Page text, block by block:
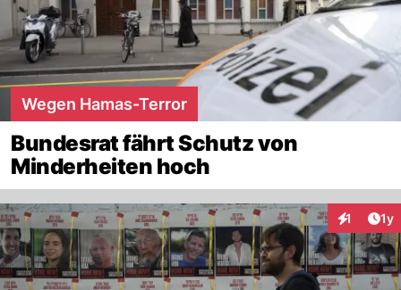
Wegen Hamas-Terror
Bundesrat fährt Schutz von
Minderheiten hoch
1 1y